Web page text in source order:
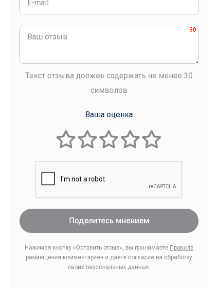
-30
Текст отзыва должен содержать не менее 30
символов
Ваша оценка
Поделитесь мнением
Нажимая кнопку «Оставить отзыв», вы принимаете Правила
размещения комментариев и даете согласие на обработку
своих персональных данных.